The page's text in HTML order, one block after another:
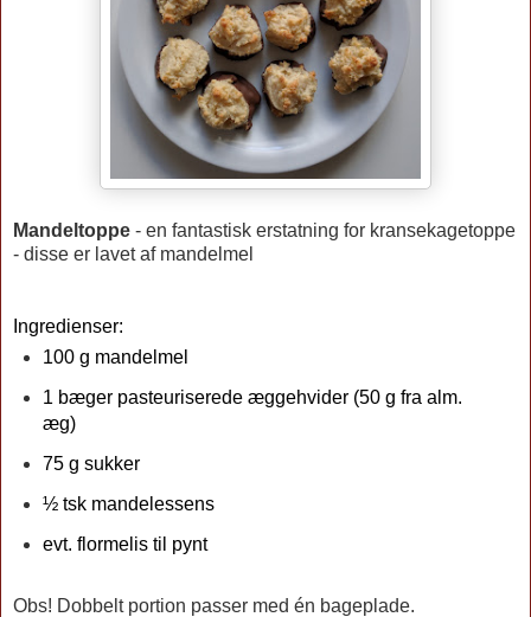
Mandeltoppe - en fantastisk erstatning for kransekagetoppe
- disse er lavet af mandelmel
Ingredienser:
100 g mandelmel
1 bæger pasteuriserede æggehvider (50 g fra alm.
æg)
75 g sukker
½ tsk mandelessens
evt. flormelis til pynt
Obs! Dobbelt portion passer med én bageplade.